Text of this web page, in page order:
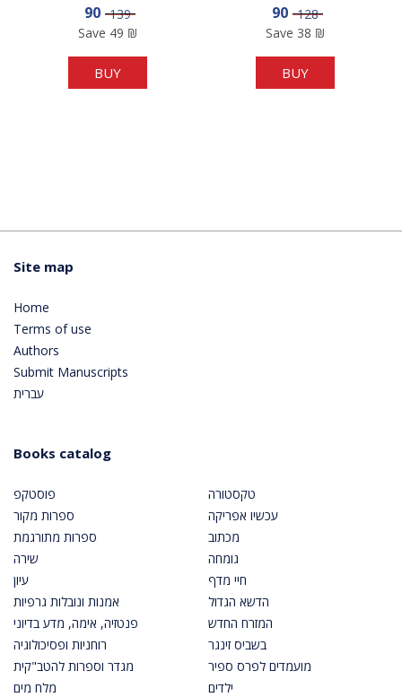
Sale price
90 Price
139
Save 49 ₪
BUY
Sale price
90 Price
128
Save 38 ₪
BUY
Site map
Home
Terms of use
Authors
Submit Manuscripts
עברית
Books catalog
פוסטקפ
ספרות מקור
ספרות מתורגמת
שירה
עיון
אמנות ונובלות גרפיות
פנטזיה, אימה, מדע בדיוני
רוחניות ופסיכולוגיה
מגדר וספרות להטב"קית
מלח מים
טקסטורה
עכשיו אפריקה
מכתוב
גומחה
חיי מדף
הדשא הגדול
המזרח החדש
בשביס זינגר
מועמדים לפרס ספיר
ילדים